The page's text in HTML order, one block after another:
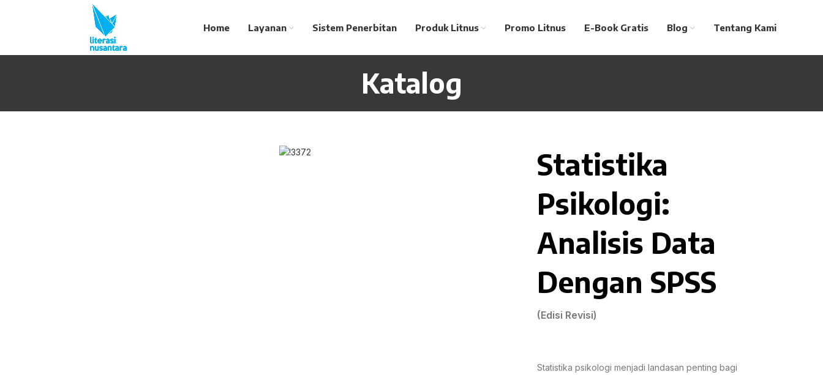
Home Layanan Sistem Penerbitan Produk Litnus Promo Litnus E-Book Gratis Blog Tentang Kami
Katalog
Statistika
Psikologi:
Analisis Data
Dengan SPSS
(Edisi Revisi)
Statistika psikologi menjadi landasan penting bagi